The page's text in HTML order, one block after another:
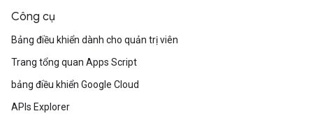
Công cụ
Bảng điều khiển dành cho quản trị viên
Trang tổng quan Apps Script
bảng điều khiển Google Cloud
APIs Explorer